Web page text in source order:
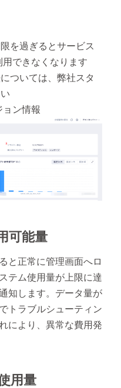
を過ぎるとサービス
できなくなります
ついては、弊社スタ
ン情報
可能量
と正常に管理画面へロ
テム使用量が上限に達
知します。データ量が
トラブルシューティン
により、異常な費用発
用量